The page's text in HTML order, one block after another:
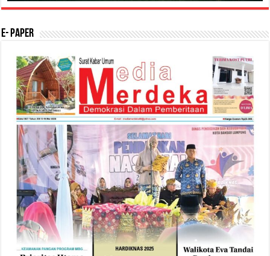
E- Paper